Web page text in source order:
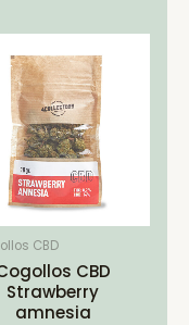
CBD
CBD
Strawberry
amnesia